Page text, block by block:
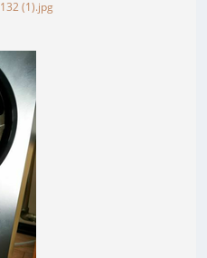
(1).jpg